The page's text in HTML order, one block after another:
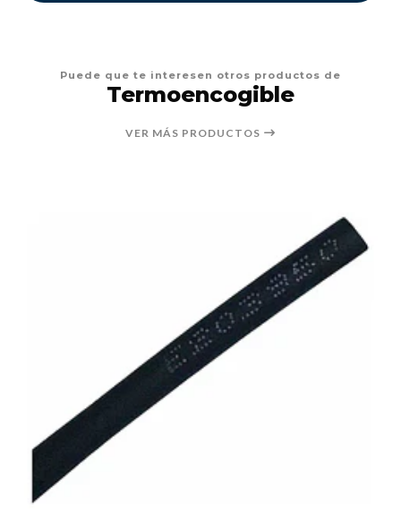
Puede que te interesen otros productos de
Termoencogible
VER MÁS PRODUCTOS